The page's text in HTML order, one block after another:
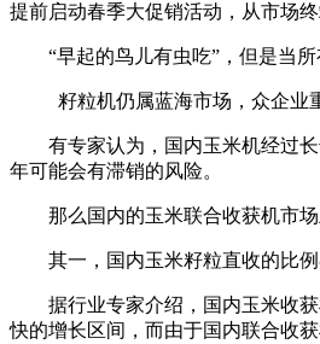
提前启动春季大促销活动，从市场
“早起的鸟儿有虫吃”，但是当
籽粒机仍属蓝海市场，众企业
有专家认为，国内玉米机经过
年可能会有滞销的风险。
那么国内的玉米联合收获机市
其一，国内玉米籽粒直收的比
据行业专家介绍，国内玉米收
快的增长区间，而由于国内联合收